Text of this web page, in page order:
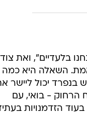
בלעדיים", ואת
השאלה היא כמה
בנפרד יכול ליישר
הרחוק - בואי, עם
הזדמנויות